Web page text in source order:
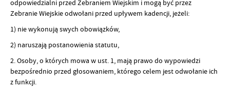
odpowiedzialni przed Zebraniem Wiejskim i mogą być przez
Zebranie Wiejskie odwołani przed upływem kadencji, jeżeli:
1) nie wykonują swych obowiązków,
2) naruszają postanowienia statutu,
2. Osoby, o których mowa w ust. 1, mają prawo do wypowiedzi
bezpośrednio przed głosowaniem, którego celem jest odwołanie ich
z funkcji.